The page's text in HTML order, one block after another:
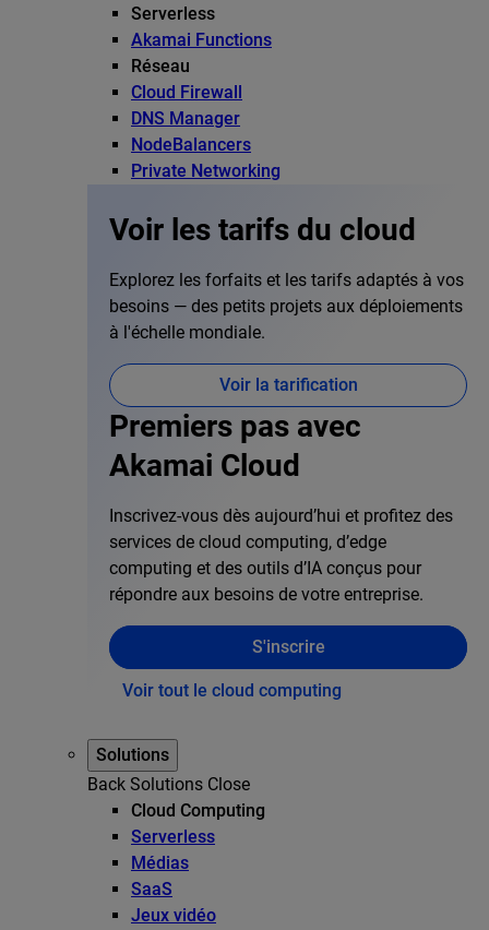
Serverless
Akamai Functions
Réseau
Cloud Firewall
DNS Manager
NodeBalancers
Private Networking
Voir les tarifs du cloud
Explorez les forfaits et les tarifs adaptés à vos
besoins — des petits projets aux déploiements
à l'échelle mondiale.
Voir la tarification
Premiers pas avec
Akamai Cloud
Inscrivez-vous dès aujourd’hui et profitez des
services de cloud computing, d’edge
computing et des outils d’IA conçus pour
répondre aux besoins de votre entreprise.
S'inscrire
Voir tout le cloud computing
Solutions
Back Solutions Close
Cloud Computing
Serverless
Médias
SaaS
Jeux vidéo